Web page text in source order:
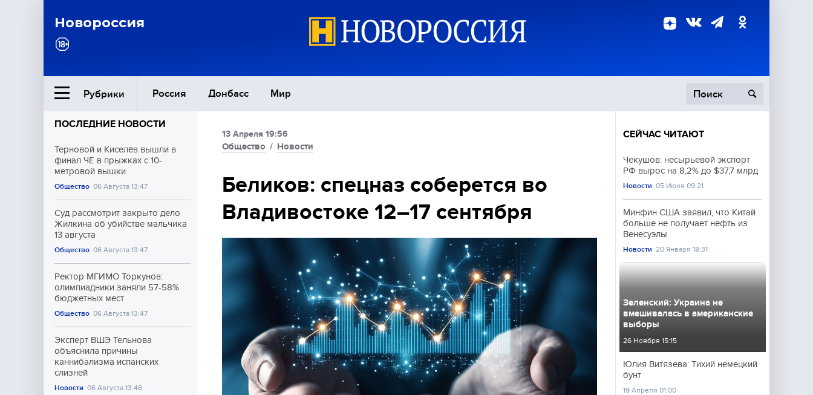
Новороссия
Рубрики Россия Донбасс Мир
Ближний Восток Политика
Общество
Экономика
Происшествия
Культура
Спорт
ПОСЛЕДНИЕ НОВОСТИ
Терновой и Киселёв вышли в
финал ЧЕ в прыжках с 10-
метровой вышки
Общество 06 Августа 13:47
Суд рассмотрит закрыто дело
Жилкина об убийстве мальчика
13 августа
Общество 06 Августа 13:47
Ректор МГИМО Торкунов:
олимпиадники заняли 57-58%
бюджетных мест
Общество 06 Августа 13:47
Эксперт ВШЭ Тельнова
объяснила причины
каннибализма испанских
слизней
Новости 06 Августа 13:46
13 Апреля 19:56
Общество / Новости
Беликов: спецназ соберется во
Владивостоке 12–17 сентября
СЕЙЧАС ЧИТАЮТ
Чекушов: несырьевой экспорт
РФ вырос на 8,2% до $37,7 млрд
Новости 05 Июня 09:21
Минфин США заявил, что Китай
больше не получает нефть из
Венесуэлы
Новости 20 Января 18:31
Зеленский: Украина не
вмешивалась в американские
выборы
26 Ноября 15:15
Юлия Витязева: Тихий немецкий
бунт
19 Апреля 01:00